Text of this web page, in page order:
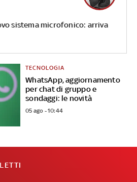
sistema microfonico: arriva
WhatsApp, aggiornamento
per chat di gruppo e
sondaggi: le novità
TECNOLOGIA
05 ago - 10:44